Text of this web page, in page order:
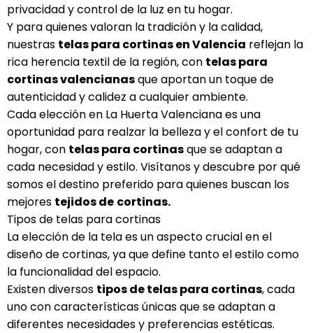
privacidad y control de la luz en tu hogar.
Y para quienes valoran la tradición y la calidad,
nuestras telas para cortinas en Valencia reflejan la
rica herencia textil de la región, con telas para
cortinas valencianasque aportan un toque de
autenticidad y calidez a cualquier ambiente.
Cada elección en La Huerta Valenciana es una
oportunidad para realzar la belleza y el confort de tu
hogar, con telas para cortinasque se adaptan a
cada necesidad y estilo. Visítanos y descubre por qué
somos el destino preferido para quienes buscan los
mejores tejidos de cortinas.
Tipos de telas para cortinas
La elección de la tela es un aspecto crucial en el
diseño de cortinas, ya que define tanto el estilo como
la funcionalidad del espacio.
Existen diversos tipos de telas para cortinas, cada
uno con características únicas que se adaptan a
diferentes necesidades y preferencias estéticas.